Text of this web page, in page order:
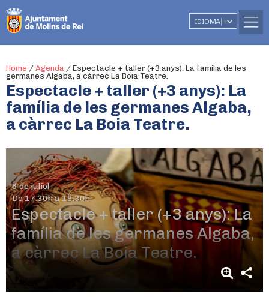
IDIOMA ▼
Home / Agenda / Espectacle + taller (+3 anys): La família de les
germanes Algaba, a càrrec La Boia Teatre.
Espectacle + taller (+3 anys): La
família de les germanes Algaba,
a càrrec La Boia Teatre.
6 de juliol
De 17.30h a 18.30h
Espectacle + taller (+3 anys): La
família de les germanes Algaba,
a càrrec La Boia Teatre.